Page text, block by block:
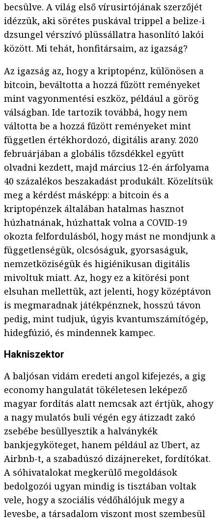
becsülve. A világ első vírusirtójának szerzőjét
idézzük, aki sörétes puskával trippel a belize-i
dzsungel vérszívó plüssállatra hasonlító lakói
között. Mi tehát, honfitársaim, az igazság?
Az igazság az, hogy a kriptopénz, különösen a
bitcoin, beváltotta a hozzá fűzött reményeket
mint vagyonmentési eszköz, például a görög
válságban. Ide tartozik továbbá, hogy nem
váltotta be a hozzá fűzött reményeket mint
független értékhordozó, digitális arany. 2020
februárjában a globális tőzsdékkel együtt
olvadni kezdett, majd március 12-én árfolyama
40 százalékos beszakadást produkált. Közelítsük
meg a kérdést másképp: a bitcoin és a
kriptopénzek általában hatalmas hasznot
húzhatnának, húzhattak volna a COVID-19
okozta felfordulásból, hogy mást ne mondjunk a
függetlenségük, olcsóságuk, gyorsaságuk,
nemzetköziségük és higiénikusan digitális
mivoltuk miatt. Az, hogy ez a kitörési pont
elsuhan mellettük, azt jelenti, hogy középtávon
is megmaradnak játékpénznek, hosszú távon
pedig, mint tudjuk, úgyis kvantumszámítógép,
hidegfúzió, és mindennek kampec.
Hakniszektor
A baljósan vidám eredeti angol kifejezés, a gig
economy hangulatát tökéletesen leképező
magyar fordítás alatt nemcsak azt értjük, ahogy
a nagy mulatós buli végén egy átizzadt zakó
zsebébe besüllyesztik a halványkék
bankjegyköteget, hanem például az Ubert, az
Airbnb-t, a szabadúszó dizájnereket, fordítókat.
A sóhivatalokat megkerülő megoldások
bedolgozói ugyan mindig is tisztában voltak
vele, hogy a szociális védőhálójuk megy a
levesbe, a társadalom viszont most szembesül